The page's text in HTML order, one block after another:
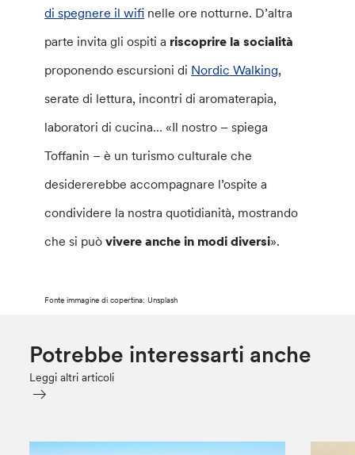
di spegnere il wifi nelle ore notturne. D’altra
parte invita gli ospiti a riscoprire la socialità
proponendo escursioni di Nordic Walking,
serate di lettura, incontri di aromaterapia,
laboratori di cucina… «Il nostro – spiega
Toffanin – è un turismo culturale che
desidererebbe accompagnare l’ospite a
condividere la nostra quotidianità, mostrando
che si puòvivere anche in modi diversi».
Fonte immagine di copertina: Unsplash
Potrebbe interessarti anche
Leggi altri articoli